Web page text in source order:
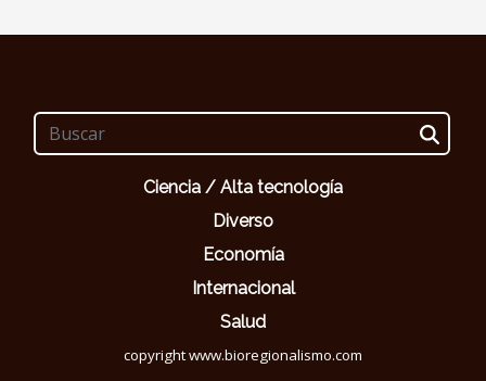
Ciencia / Alta tecnología
Diverso
Economía
Internacional
Salud
copyright www.bioregionalismo.com